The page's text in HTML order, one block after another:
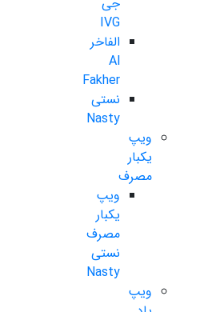
IVG
الفاخر
Al
Fakher
نستی
Nasty
ویپ
یکبار
مصرف
ویپ
یکبار
مصرف
نستی
Nasty
ویپ